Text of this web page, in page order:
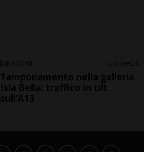
GRIGIONI 6 ore 4
Tamponamento nella galleria
Isla Bella: traffico in tilt
sull’A13